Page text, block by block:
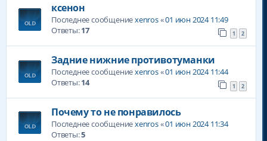
ксенон
Последнее сообщениеxenros«01 июн 2024 11:49
Ответы:17 1 2
Задние нижние противотуманки
Последнее сообщениеxenros«01 июн 2024 11:44
Ответы:14 1 2
Почему то не понравилось
Последнее сообщениеxenros«01 июн 2024 11:34
Ответы:5